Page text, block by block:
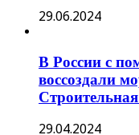
29.06.2024
В России с
воссоздали
Строительная
29.04.2024